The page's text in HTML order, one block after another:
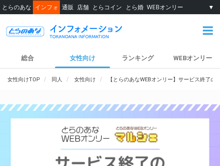
とらのあな インフォ 通販 店舗 とらコイン とら婚 WEBオンリー ▼
総合 女性向け ランキング WEBオンリー
女性向けTOP 同人 女性向け 【とらのあなWEBオンリー】サービス終了の